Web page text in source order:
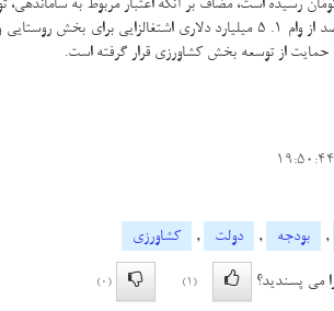
حمایت از توسعه بخش كشاورزی قرار گرفته است.
19:50:44
, بودجه , دولت ,
كشاورزی
می پسندید؟
(1)
(0)